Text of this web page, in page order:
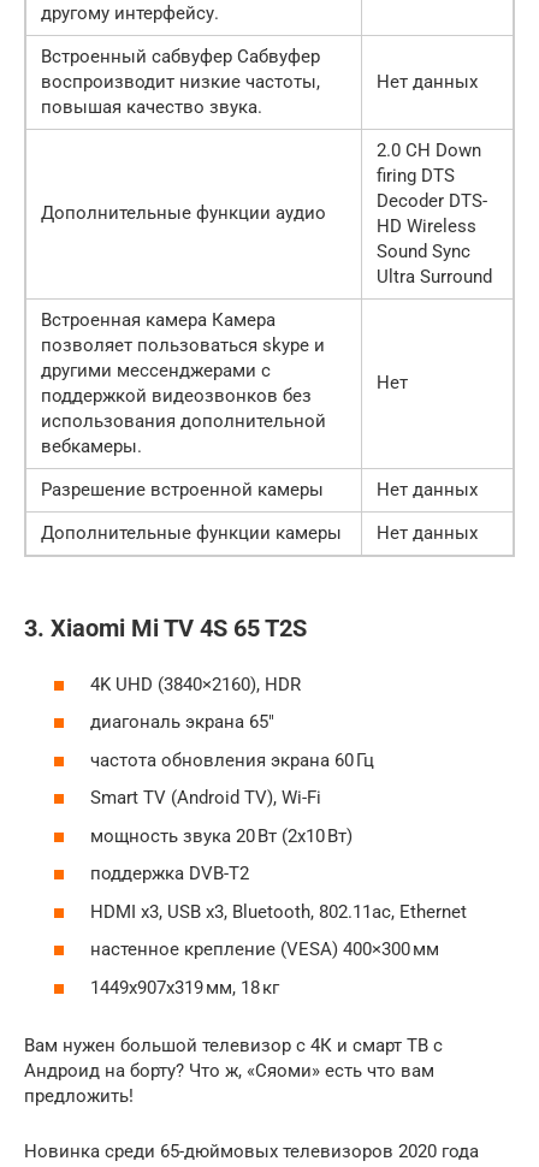
другому интерфейсу.
Встроенный сабвуфер Сабвуфер
воспроизводит низкие частоты,
повышая качество звука.
Нет данных
Дополнительные функции аудио
2.0 CH Down
firing DTS
Decoder DTS-
HD Wireless
Sound Sync
Ultra Surround
Встроенная камера Камера
позволяет пользоваться skype и
другими мессенджерами с
поддержкой видеозвонков без
использования дополнительной
вебкамеры.
Нет
Разрешение встроенной камеры
Нет данных
Дополнительные функции камеры
Нет данных
3. Xiaomi Mi TV 4S 65 T2S
4K UHD (3840×2160), HDR
диагональ экрана 65″
частота обновления экрана 60 Гц
Smart TV (Android TV), Wi-Fi
мощность звука 20 Вт (2х10 Вт)
поддержка DVB-T2
HDMI x3, USB x3, Bluetooth, 802.11ac, Ethernet
настенное крепление (VESA) 400×300 мм
1449x907x319 мм, 18 кг
Вам нужен большой телевизор с 4К и смарт ТВ с
Андроид на борту? Что ж, «Сяоми» есть что вам
предложить!
Новинка среди 65-дюймовых телевизоров 2020 года